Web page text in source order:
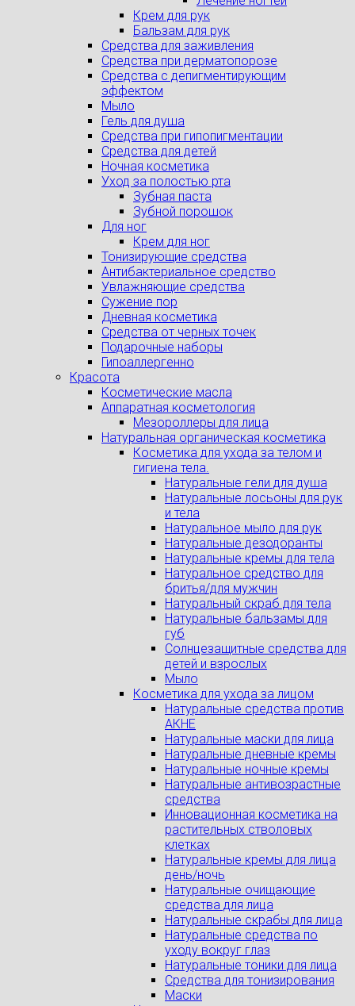
Крем для рук
Бальзам для рук
Средства для заживления
Средства при дерматопорозе
Cредства с депигментирующим
эффектом
Мыло
Гель для душа
Средства при гипопигментации
Средства для детей
Ночная косметика
Уход за полостью рта
Зубная паста
Зубной порошок
Для ног
Крем для ног
Тонизирующие средства
Антибактериальное средство
Увлажняющие средства
Сужение пор
Дневная косметика
Средства от черных точек
Подарочные наборы
Гипоаллергенно
Красота
Косметические масла
Аппаратная косметология
Мезороллеры для лица
Натуральная органическая косметика
Косметика для ухода за телом и
гигиена тела.
Натуральные гели для душа
Натуральные лосьоны для рук
и тела
Натуральное мыло для рук
Натуральные дезодоранты
Натуральные кремы для тела
Натуральное средство для
бритья/для мужчин
Натуральный скраб для тела
Натуральные бальзамы для
губ
Солнцезащитные средства для
детей и взрослых
Мыло
Косметика для ухода за лицом
Натуральные средства против
АКНЕ
Натуральные маски для лица
Натуральные дневные кремы
Натуральные ночные кремы
Натуральные антивозрастные
средства
Инновационная косметика на
растительных стволовых
клетках
Натуральные кремы для лица
день/ночь
Натуральные очищающие
средства для лица
Натуральные скрабы для лица
Натуральные средства по
уходу вокруг глаз
Натуральные тоники для лица
Средства для тонизирования
Маски